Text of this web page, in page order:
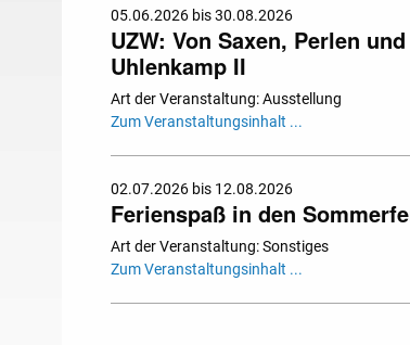
05.06.2026 bis 30.08.2026
UZW: Von Saxen, Perlen
Uhlenkamp II
Art der Veranstaltung: Ausstellung
Zum Veranstaltungsinhalt ...
02.07.2026 bis 12.08.2026
Ferienspaß in den
Art der Veranstaltung: Sonstiges
Zum Veranstaltungsinhalt ...